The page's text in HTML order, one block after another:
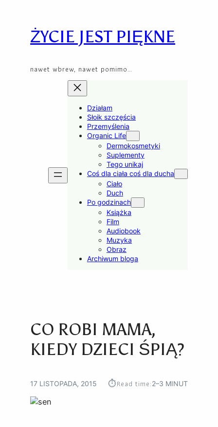
contentŻYCIE JEST PIĘKNE
nawet wbrew, nawet pomimo…
Działam
Słoik szczęścia
Przemyślenia
Organic Life
Dermokosmetyki
Suplementy
Tego unikaj
Coś dla ciała coś dla ducha
Ciało
Duch
Po godzinach
Książka
Film
Audiobook
Muzyka
Obraz
Archiwum bloga
CO ROBI MAMA,
KIEDY DZIECI ŚPIĄ?
17 LISTOPADA, 2015 ⏱︎Read time:2–3 MINUT